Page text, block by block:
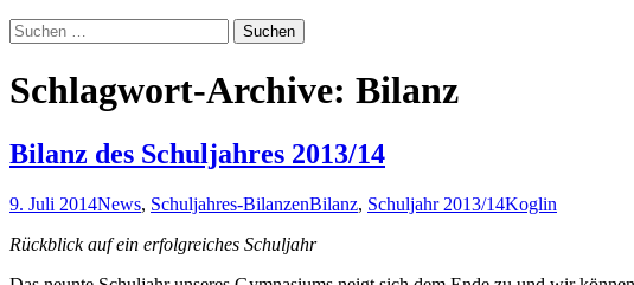
Suchen
nach:
Schlagwort-Archive: Bilanz
Bilanz des Schuljahres 2013/14
9. Juli 2014News, Schuljahres-BilanzenBilanz, Schuljahr 2013/14Koglin
Rückblick auf ein erfolgreiches Schuljahr